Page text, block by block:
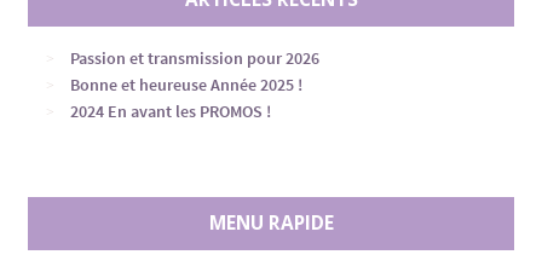
Passion et transmission pour 2026
Bonne et heureuse Année 2025 !
2024 En avant les PROMOS !
MENU RAPIDE